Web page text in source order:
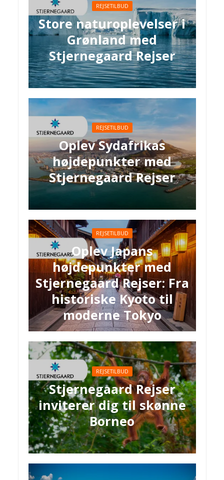
REJSETILBUD
Store naturoplevelser i
Grønland med
Stjernegaard Rejser
REJSETILBUD
Oplev Sydafrikas
højdepunkter med
Stjernegaard Rejser
REJSETILBUD
Oplev Japans
højdepunkter med
Stjernegaard Rejser: Fra
historiske Kyoto til
moderne Tokyo
REJSETILBUD
Stjernegaard Rejser
inviterer dig til skønne
Borneo